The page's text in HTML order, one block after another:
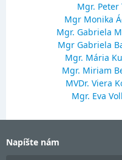
Mgr. Peter
Mgr Monika
Mgr. Gabriela
Mgr Gabriela
Mgr. Mária
Mgr. Miriam
MVDr. Viera
Mgr. Eva
Napíšte nám